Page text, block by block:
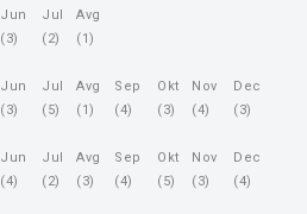
Jun
(3)
Jul
(2)
Avg
(1)
Jun
(3)
Jul
(5)
Avg
(1)
Sep
(4)
Okt
(3)
Nov
(4)
Dec
(3)
Jun
(4)
Jul
(2)
Avg
(3)
Sep
(4)
Okt
(5)
Nov
(3)
Dec
(4)